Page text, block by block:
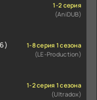
1-2 серия
(AniDUB)
1-8 серия 1 сезона
(LE-Production)
1-2 серия 1 сезона
(Ultradox)